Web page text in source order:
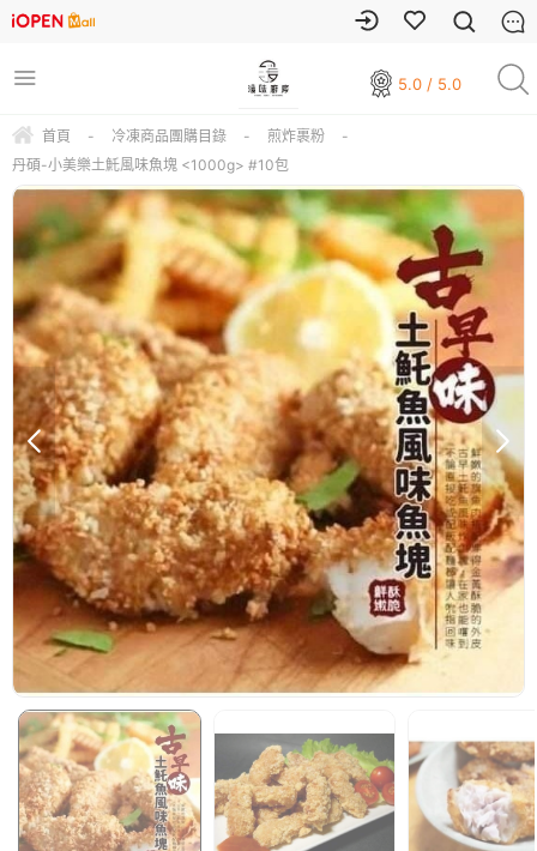
5.0 / 5.0
首頁 - 冷凍商品團購目錄 - 煎炸裹粉
-
丹碩-小美樂土魠風味魚塊 <1000g> #10包